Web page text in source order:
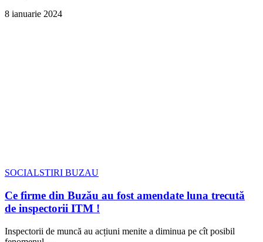
8 ianuarie 2024
SOCIALSTIRI BUZAU
Ce firme din Buzău au fost amendate luna trecută
de inspectorii ITM !
Inspectorii de muncă au acțiuni menite a diminua pe cît posibil